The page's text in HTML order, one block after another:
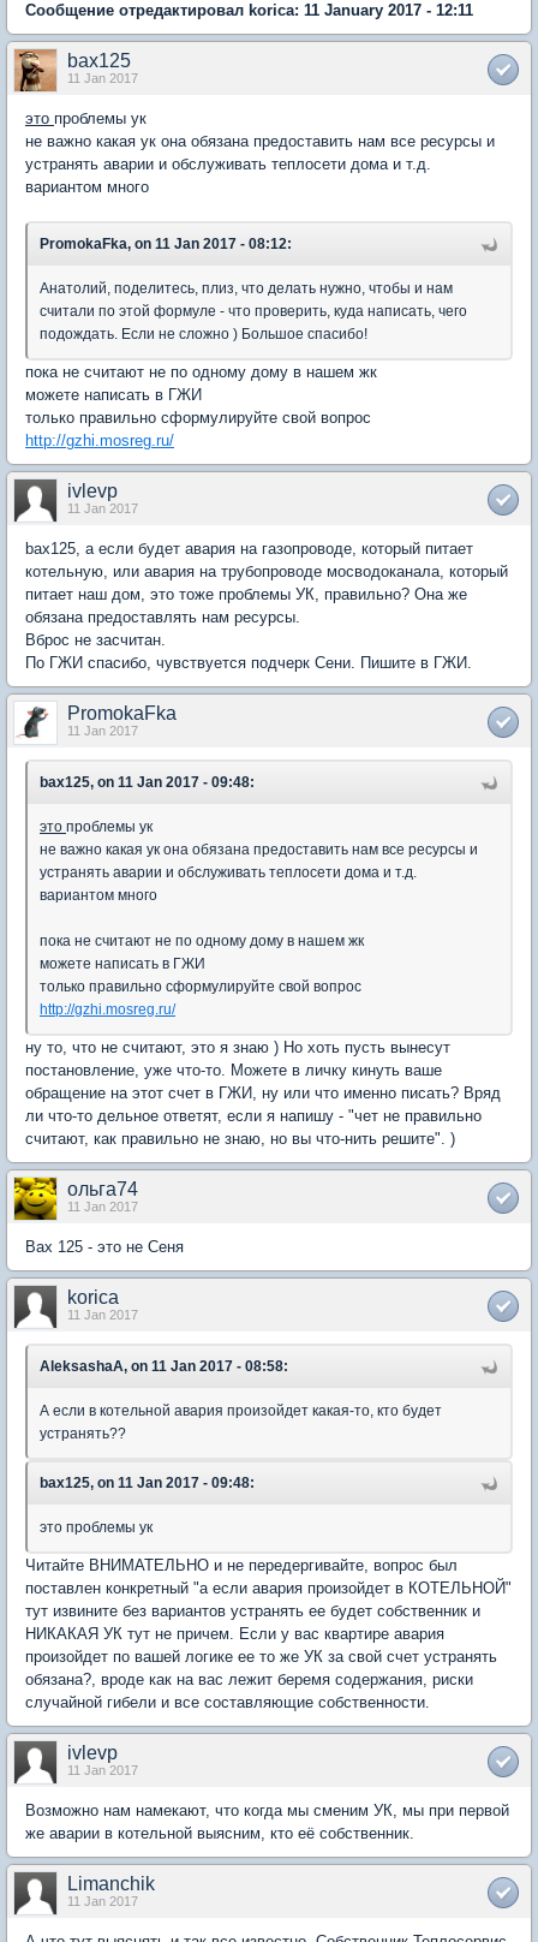
Сообщение отредактировал korica: 11 January 2017 - 12:11
bax125
11 Jan 2017
это проблемы ук
не важно какая ук она обязана предоставить нам все ресурсы и
устранять аварии и обслуживать теплосети дома и т.д.
вариантом много
PromokaFka, on 11 Jan 2017 - 08:12:
Анатолий, поделитесь, плиз, что делать нужно, чтобы и нам
считали по этой формуле - что проверить, куда написать, чего
подождать. Если не сложно ) Большое спасибо!
пока не считают не по одному дому в нашем жк
можете написать в ГЖИ
только правильно сформулируйте свой вопрос
http://gzhi.mosreg.ru/
ivlevp
11 Jan 2017
bax125, а если будет авария на газопроводе, который питает
котельную, или авария на трубопроводе мосводоканала, который
питает наш дом, это тоже проблемы УК, правильно? Она же
обязана предоставлять нам ресурсы.
Вброс не засчитан.
По ГЖИ спасибо, чувствуется подчерк Сени. Пишите в ГЖИ.
PromokaFka
11 Jan 2017
bax125, on 11 Jan 2017 - 09:48:
это проблемы ук
не важно какая ук она обязана предоставить нам все ресурсы и
устранять аварии и обслуживать теплосети дома и т.д.
вариантом много
пока не считают не по одному дому в нашем жк
можете написать в ГЖИ
только правильно сформулируйте свой вопрос
http://gzhi.mosreg.ru/
ну то, что не считают, это я знаю ) Но хоть пусть вынесут
постановление, уже что-то. Можете в личку кинуть ваше
обращение на этот счет в ГЖИ, ну или что именно писать? Вряд
ли что-то дельное ответят, если я напишу - "чет не правильно
считают, как правильно не знаю, но вы что-нить решите". )
ольга74
11 Jan 2017
Bax 125 - это не Сеня
korica
11 Jan 2017
AleksashaA, on 11 Jan 2017 - 08:58:
А если в котельной авария произойдет какая-то, кто будет
устранять??
bax125, on 11 Jan 2017 - 09:48:
это проблемы ук
Читайте ВНИМАТЕЛЬНО и не передергивайте, вопрос был
поставлен конкретный "а если авария произойдет в КОТЕЛЬНОЙ"
тут извините без вариантов устранять ее будет собственник и
НИКАКАЯ УК тут не причем. Если у вас квартире авария
произойдет по вашей логике ее то же УК за свой счет устранять
обязана?, вроде как на вас лежит беремя содержания, риски
случайной гибели и все составляющие собственности.
ivlevp
11 Jan 2017
Возможно нам намекают, что когда мы сменим УК, мы при первой
же аварии в котельной выясним, кто её собственник.
Limanchik
11 Jan 2017